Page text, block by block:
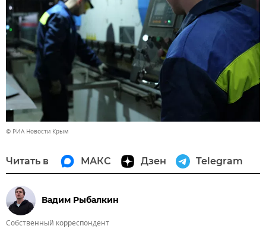
© РИА Новости Крым
Читать в МАКС Дзен Telegram
Вадим Рыбалкин
Собственный корреспондент